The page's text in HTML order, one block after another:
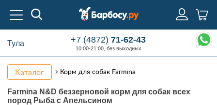
Тула +7 (4872)71-62-43
10:00-21:00, без выходных
Каталог Корм для собак Farmina
Farmina N&D беззерновой корм для собак всех
пород Рыба с Апельсином